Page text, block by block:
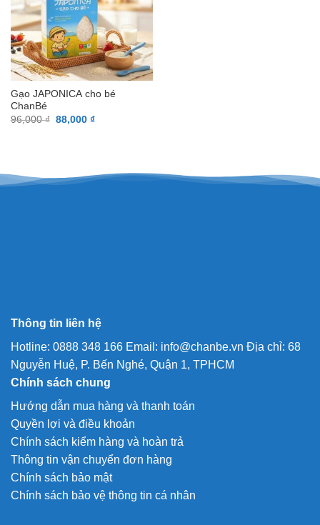
Gạo JAPONICA cho bé
ChanBé
96,000₫ Giá
88,000 ₫Giá
Thông tin liên hệ
Hotline: 0888 348 166 Email: info@chanbe.vn Địa chỉ: 68
Nguyễn Huệ, P. Bến Nghé, Quận 1, TPHCM
Chính sách chung
Hướng dẫn mua hàng và thanh toán
Quyền lợi và điều khoản
Chính sách kiểm hàng và hoàn trả
Thông tin vận chuyển đơn hàng
Chính sách bảo mật
Chính sách bảo vệ thông tin cá nhân